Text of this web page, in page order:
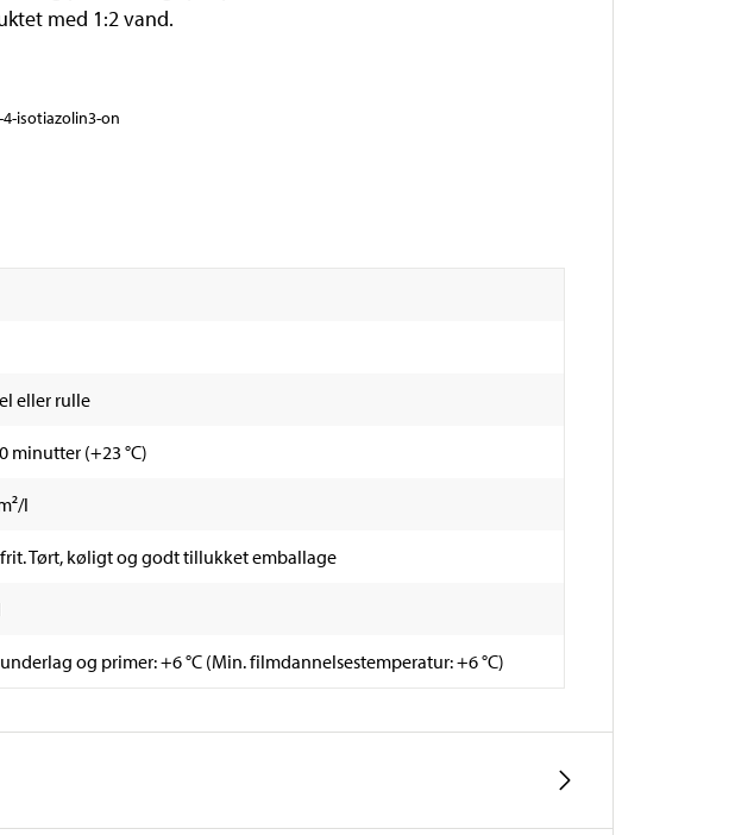
med 1:2 vand.
isotiazolin3-on
eller rulle
minutter (+23 °C)
l
Tørt, køligt og godt tillukket emballage
og primer: +6 °C (Min. filmdannelsestemperatur: +6 °C)